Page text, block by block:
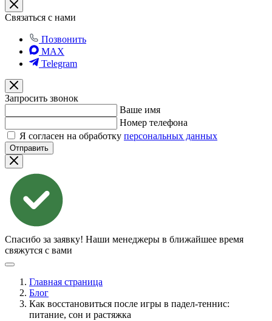
Связаться с нами
Позвонить
MAX
Telegram
Запросить звонок
Ваше имя
Номер телефона
Я согласен на обработку персональных данных
Отправить
Спасибо за заявку! Наши менеджеры в ближайшее время
свяжутся с вами
Главная страница
Блог
Как восстановиться после игры в падел-теннис:
питание, сон и растяжка